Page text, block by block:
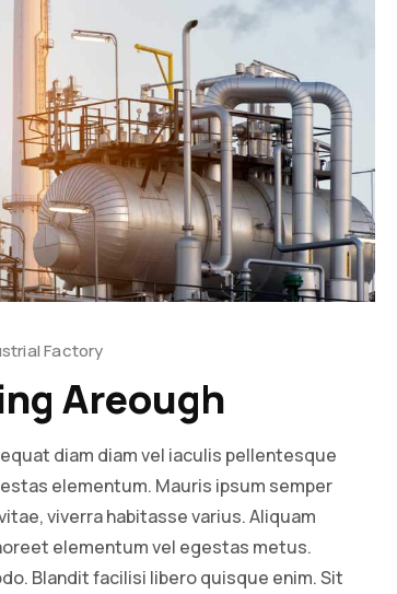
Factory
Areough
diam diam vel iaculis pellentesque
elementum. Mauris ipsum semper
viverra habitasse varius. Aliquam
elementum vel egestas metus.
Blandit facilisi libero quisque enim. Sit